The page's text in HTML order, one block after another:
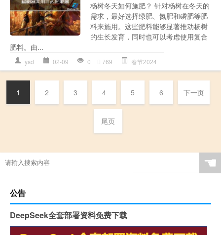
杨树冬天如何施肥？ 针对杨树在冬天的
需求，最好选择绿肥、氮肥和磷肥等肥
料来施用。这些肥料能够显著推动杨树
的生长发育，同时也可以考虑使用复合
肥料。由...
ysd 02-09 0 769 春节2024
1 2 3 4 5 6 下一页
尾页
☚
公告
DeepSeek全套部署资料免费下载